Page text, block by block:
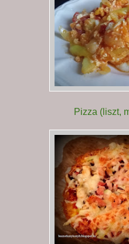
Pizza (liszt,